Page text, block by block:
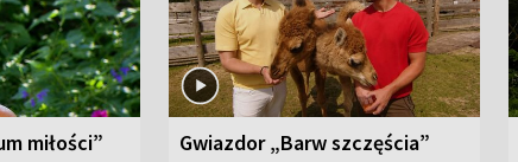
miłości”
Gwiazdor „Barw szczęścia”